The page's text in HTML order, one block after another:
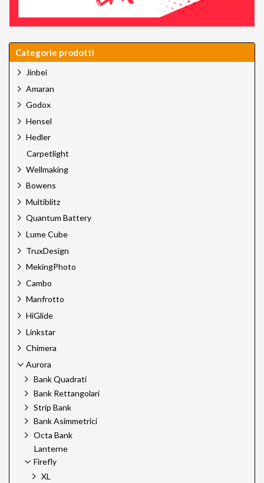
Categorie prodotti
Jinbei
Amaran
Godox
Hensel
Hedler
Carpetlight
Wellmaking
Bowens
Multiblitz
Quantum Battery
Lume Cube
TruxDesign
MekingPhoto
Cambo
Manfrotto
HiGlide
Linkstar
Chimera
Aurora
Bank Quadrati
Bank Rettangolari
Strip Bank
Bank Asimmetrici
Octa Bank
Lanterne
Firefly
XL